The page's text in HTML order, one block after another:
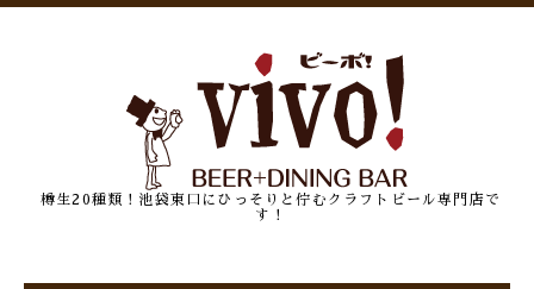
樽生20種類！池袋東口にひっそりと佇むクラフトビール専門店で
す！